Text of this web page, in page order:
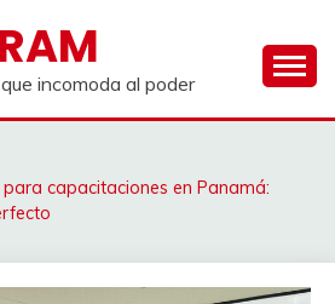
incomoda al poder
capacitaciones en Panamá: